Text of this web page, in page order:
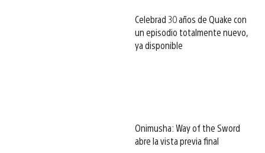
Celebrad 30 años de Quake con
un episodio totalmente nuevo,
ya disponible
Onimusha: Way of the Sword
abre la vista previa final